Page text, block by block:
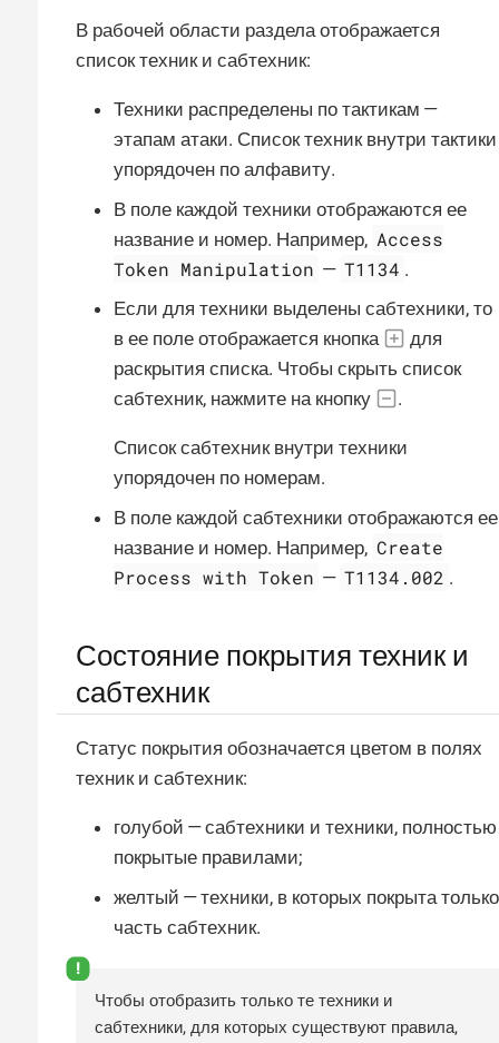
В рабочей области раздела отображается
список техник и сабтехник:
Техники распределены по тактикам —
этапам атаки. Список техник внутри тактики
упорядочен по алфавиту.
В поле каждой техники отображаются ее
название и номер. Например, Access
Token Manipulation — T1134 .
Если для техники выделены сабтехники, то
в ее поле отображается кнопка
для
раскрытия списка. Чтобы скрыть список
сабтехник, нажмите на кнопку
.
Список сабтехник внутри техники
упорядочен по номерам.
В поле каждой сабтехники отображаются ее
название и номер. Например, Create
Process with Token — T1134.002 .
Состояние покрытия техник и
сабтехник
Статус покрытия обозначается цветом в полях
техник и сабтехник:
голубой — сабтехники и техники, полностью
покрытые правилами;
желтый — техники, в которых покрыта только
часть сабтехник.
Чтобы отобразить только те техники и
сабтехники, для которых существуют правила,